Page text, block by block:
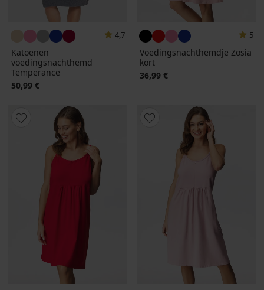
4,7
Katoenen
voedingsnachthemd
Temperance
50,99 €
5
Voedingsnachthemdje Zosia
kort
36,99 €